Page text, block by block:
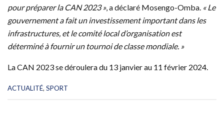
pour préparer la CAN 2023 », a déclaré Mosengo-Omba. « Le
gouvernement a fait un investissement important dans les
infrastructures, et le comité local d’organisation est
déterminé à fournir un tournoi de classe mondiale. »
La CAN 2023 se déroulera du 13 janvier au 11 février 2024.
C
ACTUALITÉ, SPORT